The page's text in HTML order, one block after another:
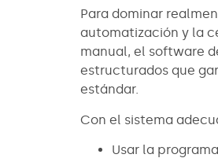
Para dominar
automatización y la
manual, el software
estructurados que
estándar.
Con el sistema
Usar la